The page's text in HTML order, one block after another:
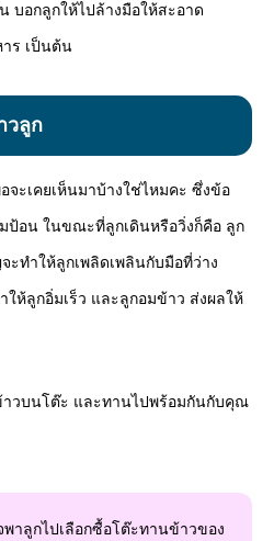
บอกลูกให้ไปล้างมือให้สะอาด
ร เป็นต้น
วลูก
ะเคยเห็นมาบ้างใช่ไหมคะ ซึ่งข้อ
ป้อน ในขณะที่ลูกเดินหรือวิ่งก็คือ ลูก
ะทำให้ลูกเพลิดเพลินกับมือที่ว่าง
ห้ลูกอิ่มเร็ว และลูกอมข้าว ส่งผลให้
าวบนโต๊ะ และทานไปพร้อมกันกับคุณ
าลูกไปเลือกซื้อโต๊ะทานข้าวของ